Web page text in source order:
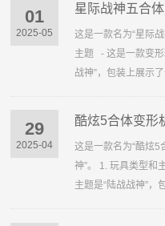
01
2025-05
星际战神五合
这是一款名为“星际
主题 - 这是一款变形
战神”，包装上展示
29
2025-04
酷炫5合体变形
这是一款名为“酷炫5
神”。 1. 玩具类型和
主题是“陆战战神”，